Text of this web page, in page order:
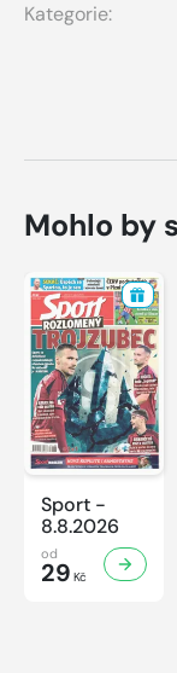
Kategorie:
Mohlo by
Sport -
8.8.2026
od
29 Kč